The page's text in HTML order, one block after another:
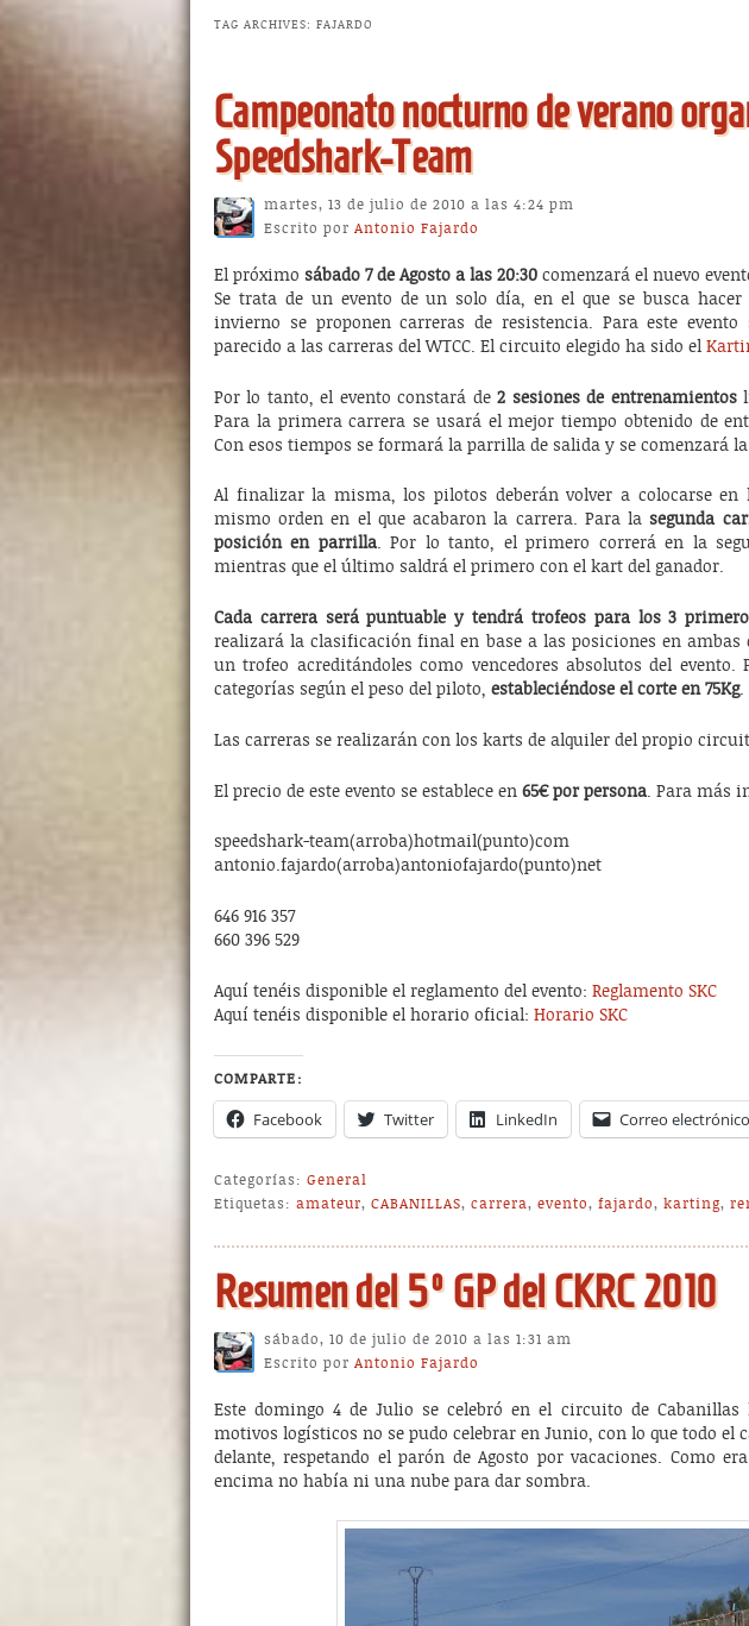
TAG ARCHIVES: FAJARDO
Campeonato nocturno de verano
Speedshark-Team
martes, 13 de julio de 2010 a las 4:24 pm
Escrito por Antonio Fajardo
El próximo sábado 7 de Agosto a las 20:30 comenzará el nuevo
Se trata de un evento de un solo día, en el que se busca hacer
invierno se proponen carreras de resistencia. Para este
parecido a las carreras del WTCC. El circuito elegido ha sido el
Por lo tanto, el evento constará de2 sesiones de entrenamientos
Para la primera carrera se usará el mejor tiempo obtenido de
Con esos tiempos se formará la parrilla de salida y se comenzará
Al finalizar la misma, los pilotos deberán volver a colocarse
mismo orden en el que acabaron la carrera. Para la segunda
posición en parrilla. Por lo tanto, el primero correrá en la
mientras que el último saldrá el primero con el kart del ganador.
Cada carrera será puntuable y tendrá trofeos para los 3
realizará la clasificación final en base a las posiciones en ambas
un trofeo acreditándoles como vencedores absolutos del
categorías según el peso del piloto, estableciéndose el corte en 75Kg.
Las carreras se realizarán con los karts de alquiler del propio
El precio de este evento se establece en 65€ por persona. Para más
speedshark-team(arroba)hotmail(punto)com
antonio.fajardo(arroba)antoniofajardo(punto)net
646 916 357
660 396 529
Aquí tenéis disponible el reglamento del evento: Reglamento SKC
Aquí tenéis disponible el horario oficial: Horario SKC
COMPARTE:
Facebook Twitter LinkedIn Correo electrónico
Categorías: General
Etiquetas: amateur, CABANILLAS, carrera, evento, fajardo, karting,
Resumen del 5º GP del CKRC 2010
sábado, 10 de julio de 2010 a las 1:31 am
Escrito por Antonio Fajardo
Este domingo 4 de Julio se celebró en el circuito de Cabanillas
motivos logísticos no se pudo celebrar en Junio, con lo que todo el
delante, respetando el parón de Agosto por vacaciones. Como
encima no había ni una nube para dar sombra.